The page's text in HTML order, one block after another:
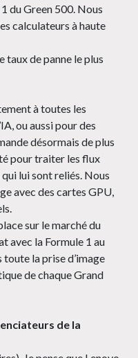
du Green 500. Nous
calculateurs à haute
de panne le plus
à toutes les
ou aussi pour des
désormais de plus
pour traiter les flux
lui sont reliés. Nous
avec des cartes GPU,
sur le marché du
avec la Formule 1 au
la prise d’image
de chaque Grand
de la